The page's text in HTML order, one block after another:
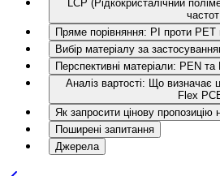
LCP (Рідкокристалічний
частот
Пряме порівняння: PI проти PET
Вибір матеріалу за
Перспективні матеріали: PEN та
Аналіз вартості: Що визначає
Flex
Як запросити цінову пропозицію
Поширені запитання
Джерела